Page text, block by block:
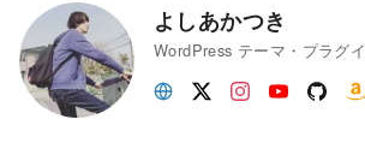
よしあかつき
WordPress テーマ・プラグ